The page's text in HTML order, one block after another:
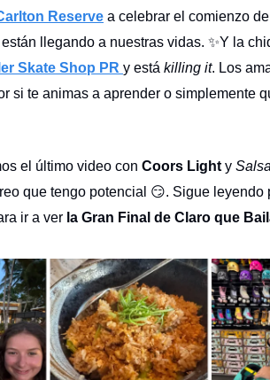
Reserve a celebrar el comienzo
llegando a nuestras vidas. ✨Y la
Skate Shop PR y está killing it. Los
si te animas a aprender o simplemente
el último video con Coors Light y
que tengo potencial 😏. Sigue leyendo
ir a ver la Gran Final de Claro que